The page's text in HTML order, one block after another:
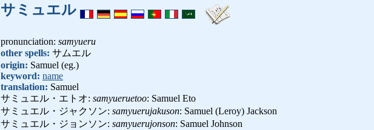
サミュエル
pronunciation: samyueru
other spells: サムエル
origin: Samuel (eg.)
keyword: name
translation: Samuel
サミュエル・エトオ: samyueruetoo: Samuel Eto
サミュエル・ジャクソン: samyuerujakuson: Samuel (Leroy) Jackson
サミュエル・ジョンソン: samyuerujonson: Samuel Johnson